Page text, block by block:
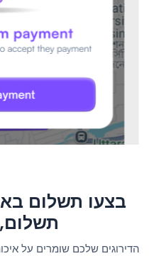
בצעו תשלום
הדירוגים שלכם שומרים על